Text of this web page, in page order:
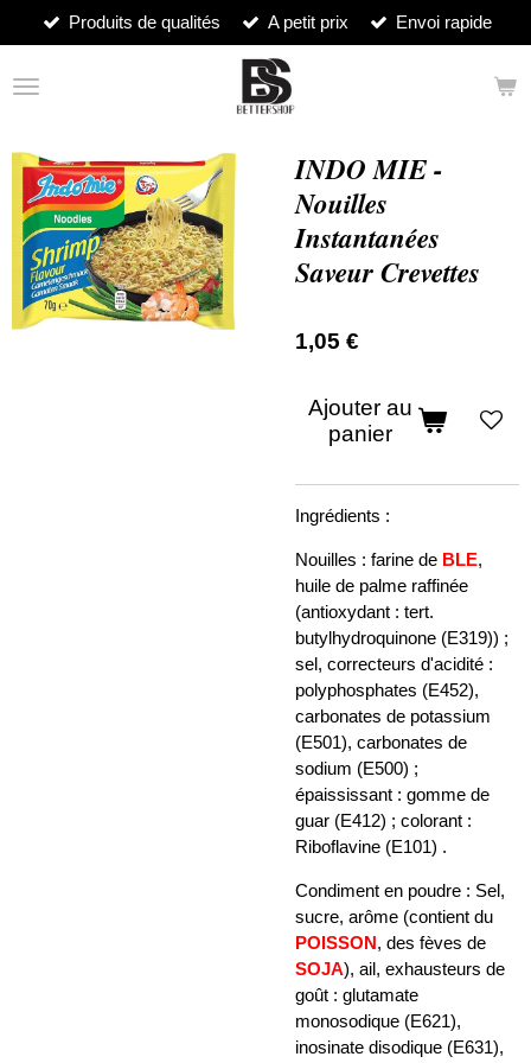
Passer
au
contenu
principal
Produits de qualités A petit prix Envoi rapide
INDO MIE -
Nouilles
Instantanées
Saveur Crevettes
1,05 €
Ajouter au
panier
Ingrédients :
Nouilles : farine de BLE,
huile de palme raffinée
(antioxydant : tert.
butylhydroquinone (E319)) ;
sel, correcteurs d'acidité :
polyphosphates (E452),
carbonates de potassium
(E501), carbonates de
sodium (E500) ;
épaississant : gomme de
guar (E412) ; colorant :
Riboflavine (E101) .
Condiment en poudre : Sel,
sucre, arôme (contient du
POISSON, des fèves de
SOJA), ail, exhausteurs de
goût : glutamate
monosodique (E621),
inosinate disodique (E631),